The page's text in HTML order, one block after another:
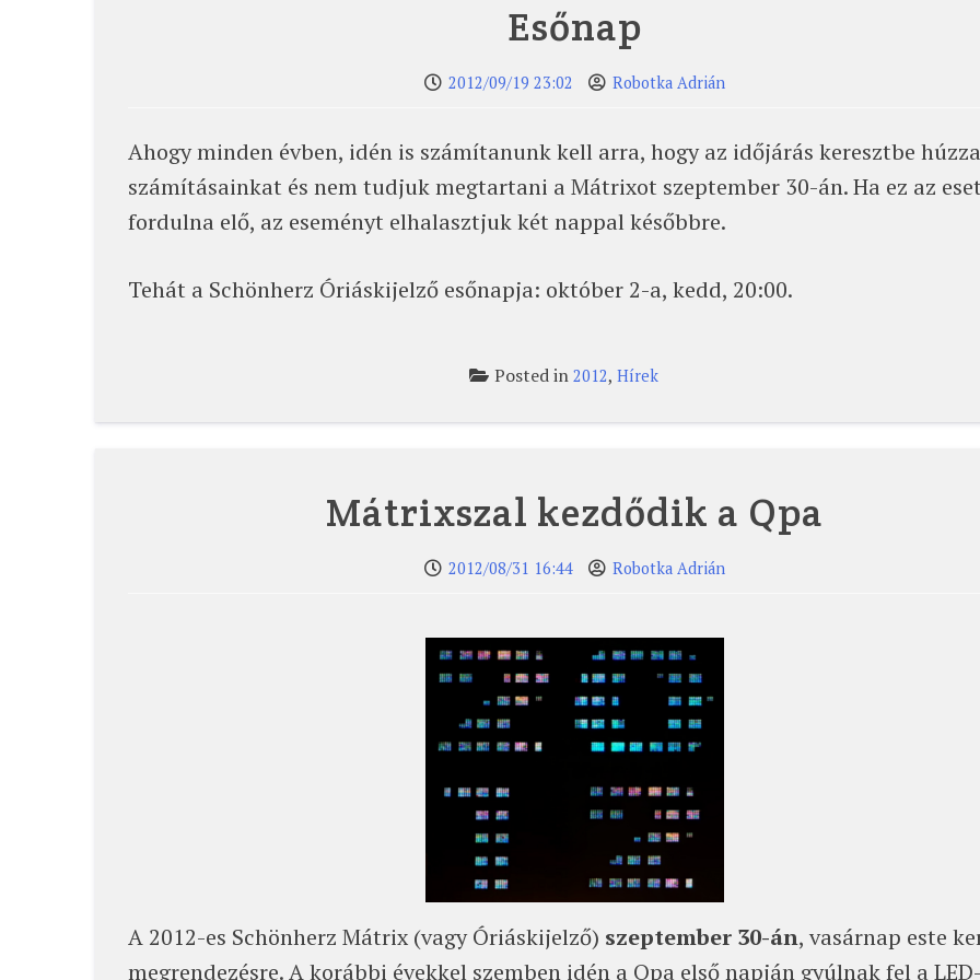
Esőnap
2012/09/19 23:02 Robotka Adrián
Ahogy minden évben, idén is számítanunk kell arra, hogy az időjárás keresztbe
számításainkat és nem tudjuk megtartani a Mátrixot szeptember 30-án. Ha ez az
fordulna elő, az eseményt elhalasztjuk két nappal későbbre.
Tehát a Schönherz Óriáskijelző esőnapja: október 2-a, kedd, 20:00.
Posted in2012,Hírek
Mátrixszal kezdődik a Qpa
2012/08/31 16:44 Robotka Adrián
A 2012-es Schönherz Mátrix (vagy Óriáskijelző) szeptember 30-án, vasárnap este
megrendezésre. A korábbi évekkel szemben idén a Qpa első napján gyúlnak fel a